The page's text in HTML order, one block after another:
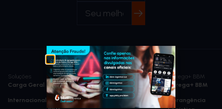
Soluções
Carga Geral
Internacional
BBM
Quem Somos
Gestão da
Notícias
Blog
Newsletter
Agrega+ BBM
Agrega+ BBM
Abrangência
Mais Opções
Intranet
Investidores